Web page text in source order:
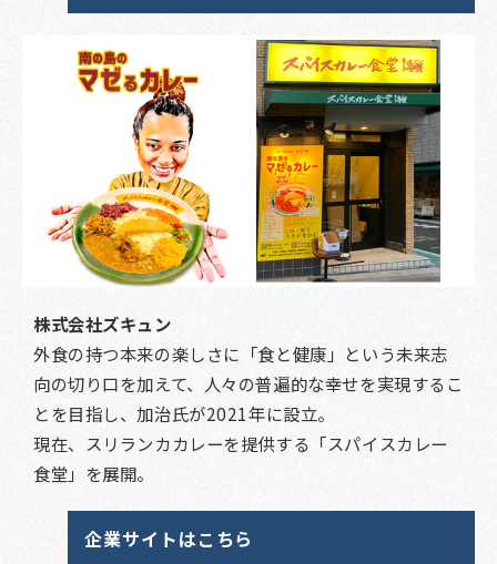
株式会社ズキュン
外食の持つ本来の楽しさに「食と健康」という未来志
向の切り口を加えて、人々の普遍的な幸せを実現するこ
とを目指し、加治氏が2021年に設立。
現在、スリランカカレーを提供する「スパイスカレー
食堂」を展開。
企業サイトはこちら